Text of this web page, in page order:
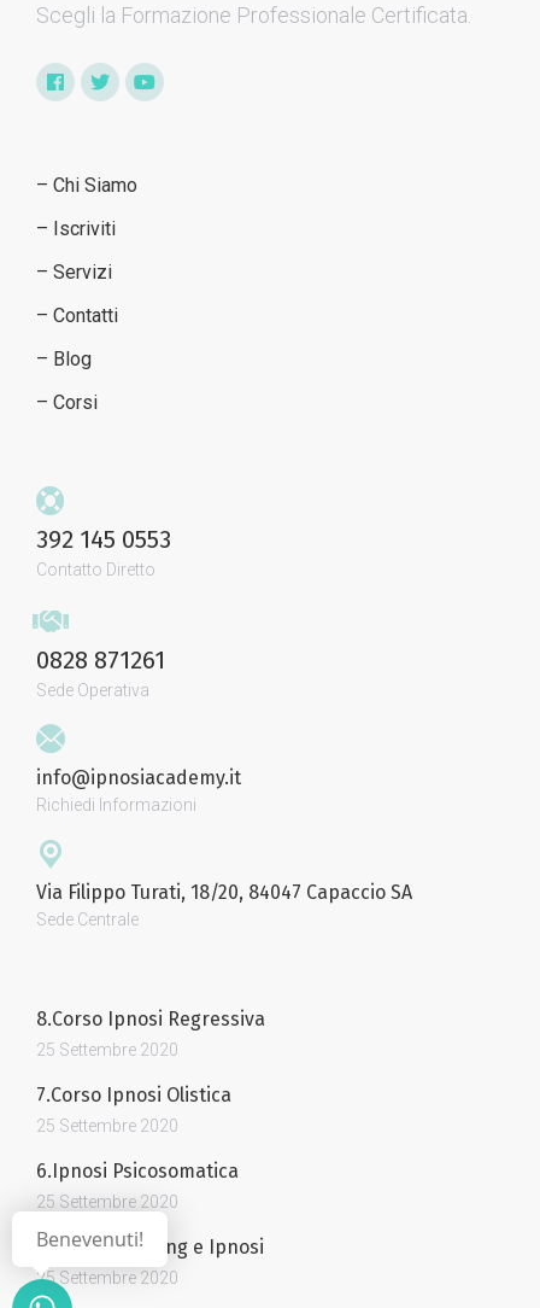
Scegli la Formazione Professionale Certificata.
– Chi Siamo
– Iscriviti
– Servizi
– Contatti
– Blog
– Corsi
392 145 0553
Contatto Diretto
0828 871261
Sede Operativa
info@ipnosiacademy.it
Richiedi Informazioni
Via Filippo Turati, 18/20, 84047 Capaccio SA
Sede Centrale
8.Corso Ipnosi Regressiva
25 Settembre 2020
7.Corso Ipnosi Olistica
25 Settembre 2020
6.Ipnosi Psicosomatica
25 Settembre 2020
5.Corso Coaching e Ipnosi
25 Settembre 2020
Benevenuti!